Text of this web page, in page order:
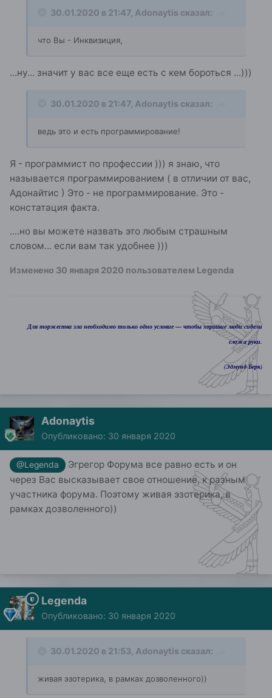
30.01.2020 в 21:47, Adonaytis сказал:
что Вы - Инквизиция,
...ну... значит у вас все еще есть с кем бороться ...)))
30.01.2020 в 21:47, Adonaytis сказал:
ведь это и есть программирование!
Я - программист по профессии ))) я знаю, что
называется программированием ( в отличии от вас,
Адонайтис ) Это - не программирование. Это -
констатация факта.
....но вы можете назвать это любым страшным
словом... если вам так удобнее )))
Изменено 30 января 2020 пользователем Legenda
Для торжества зла необходимо только одно условие — чтобы хорошие люди сидели
сложа руки.
(Эдмунд Берк)
Adonaytis
Опубликовано: 30 января 2020
@Legenda
Эгрегор Форума все равно есть и он
через Вас высказывает свое отношение, к разным
участника форума. Поэтому живая эзотерика, в
рамках дозволенного))
Legenda
Опубликовано: 30 января 2020
30.01.2020 в 21:53, Adonaytis сказал:
живая эзотерика, в рамках дозволенного))